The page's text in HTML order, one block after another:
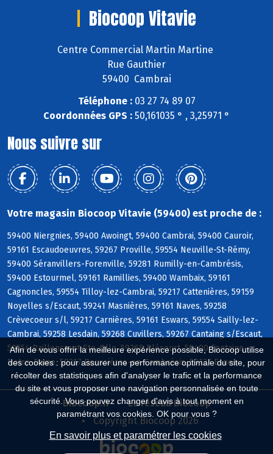
Afin de vous offrir la meilleure expérience possible, Biocoop utilise
des cookies : pour assurer une performance optimale du site, pour
récolter des statistiques afin d'analyser le trafic et la performance
du site et vous proposer une navigation personnalisée en toute
sécurité. Vous pouvez changer d'avis à tout moment en
paramétrant vos cookies. OK pour vous ?
En savoir plus et paramétrer les cookies
Biocoop Vitavie
Centre Commercial Martin Martine
Rue Gauthier
59400 Cambrai
Téléphone :03 27 74 89 07
Coordonnées GPS : 50,161035 ° , 3,25971 °
Nous suivre sur
Votre magasin Biocoop Vitavie (59400) est proche de :
59400 Niergnies, 59400 Awoingt, 59400 Cambrai, 59400 Cauroir,
59161 Escaudoeuvres, 59267 Proville, 59554 Neuville-St-Rémy,
59400 Séranvillers-Forenville, 59281 Rumilly-en-Cambrésis,
59400 Estourmel, 59161 Ramillies, 59400 Wambaix, 59161
Cagnoncles, 59554 Tilloy-lez-Cambrai, 59217 Cattenières, 59159
Noyelles s/Escaut, 59241 Masnières, 59161 Naves, 59258
Crèvecoeur s/l, 59217 Carnières, 59161 Eswars, 59554 Sailly-lez-
Cambrai, 59258 Lesdain, 59268 Cuvillers, 59267 Cantaing s/Escaut,
59554 Raillencourt-Ste-Olle, 59268 Blécourt, 59400 Fontaine-
Notre-Dame, 59217 Boussières-en-Cambrésis, 59127 Esnes
Biocoop.fr
Le réseau Biocoop
Copyright Biocoop 2026